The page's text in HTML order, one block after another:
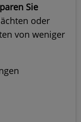
Sie
oder
von weniger